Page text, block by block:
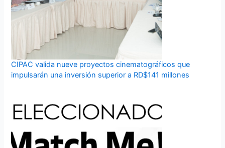
CIPAC valida nueve proyectos cinematográficos que
impulsarán una inversión superior a RD$141 millones